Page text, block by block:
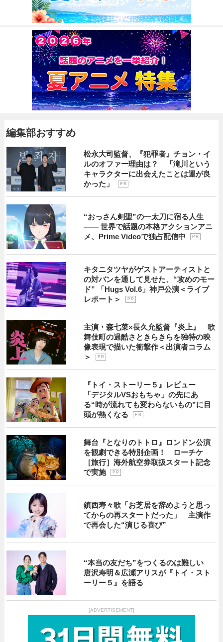
編集部おすすめ
松永大司監督、『犯罪者』チョン・イ
ルのオファー理由は？ 「滝川という
キャラクターに出会えたことは運が良
かった」
P R
“おっさん剣聖”の一太刀に宿る人生
―― 世界で話題の本格アクションアニ
メ、Prime Videoで独占配信中
P R
キタニタツヤがゲストアーティストと
の対バンを通して見せた、“攻めのモー
ド” 「Hugs Vol.6」神戸公演＜ライブ
レポート＞
P R
主演・森七菜×長久允監督『炎上』 歌
舞伎町の過酷さときらきらを独特の映
像表現で描いた衝撃作＜出演者コラム
＞
P R
『トイ・ストーリー５』レビュー
「デジタルVSおもちゃ」の先にあ
る“時が流れても変わらないもの”に目
頭が熱くなる
P R
舞台『となりのトトロ』ロンドン公演
を観劇できる特別企画！ ローチケ
［旅行］海外航空券取扱スタート記念
で実施
P R
鎮西寿々歌「お芝居を辞めようと思っ
てからの再スタートだった」 主演作
で再会した“演じる喜び”
“本当の友だち”をつくるのは難しい
唐沢寿明＆広瀬アリスが『トイ・スト
ーリー５』を語る
[ADVERTISEMENT]